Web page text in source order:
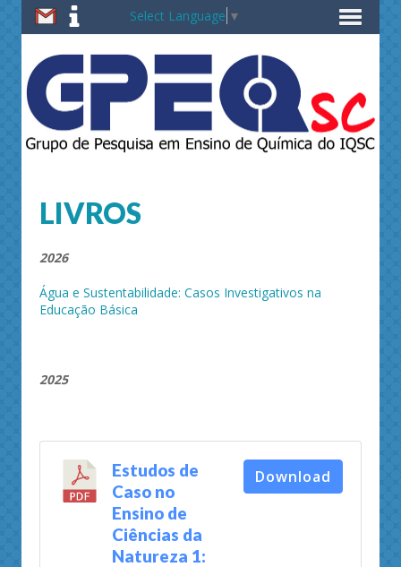
Select Language ▼
LIVROS
2026
Água e Sustentabilidade: Casos Investigativos na
Educação Básica
2025
Estudos de
Caso no
Ensino de
Ciências da
Natureza 1:
Download